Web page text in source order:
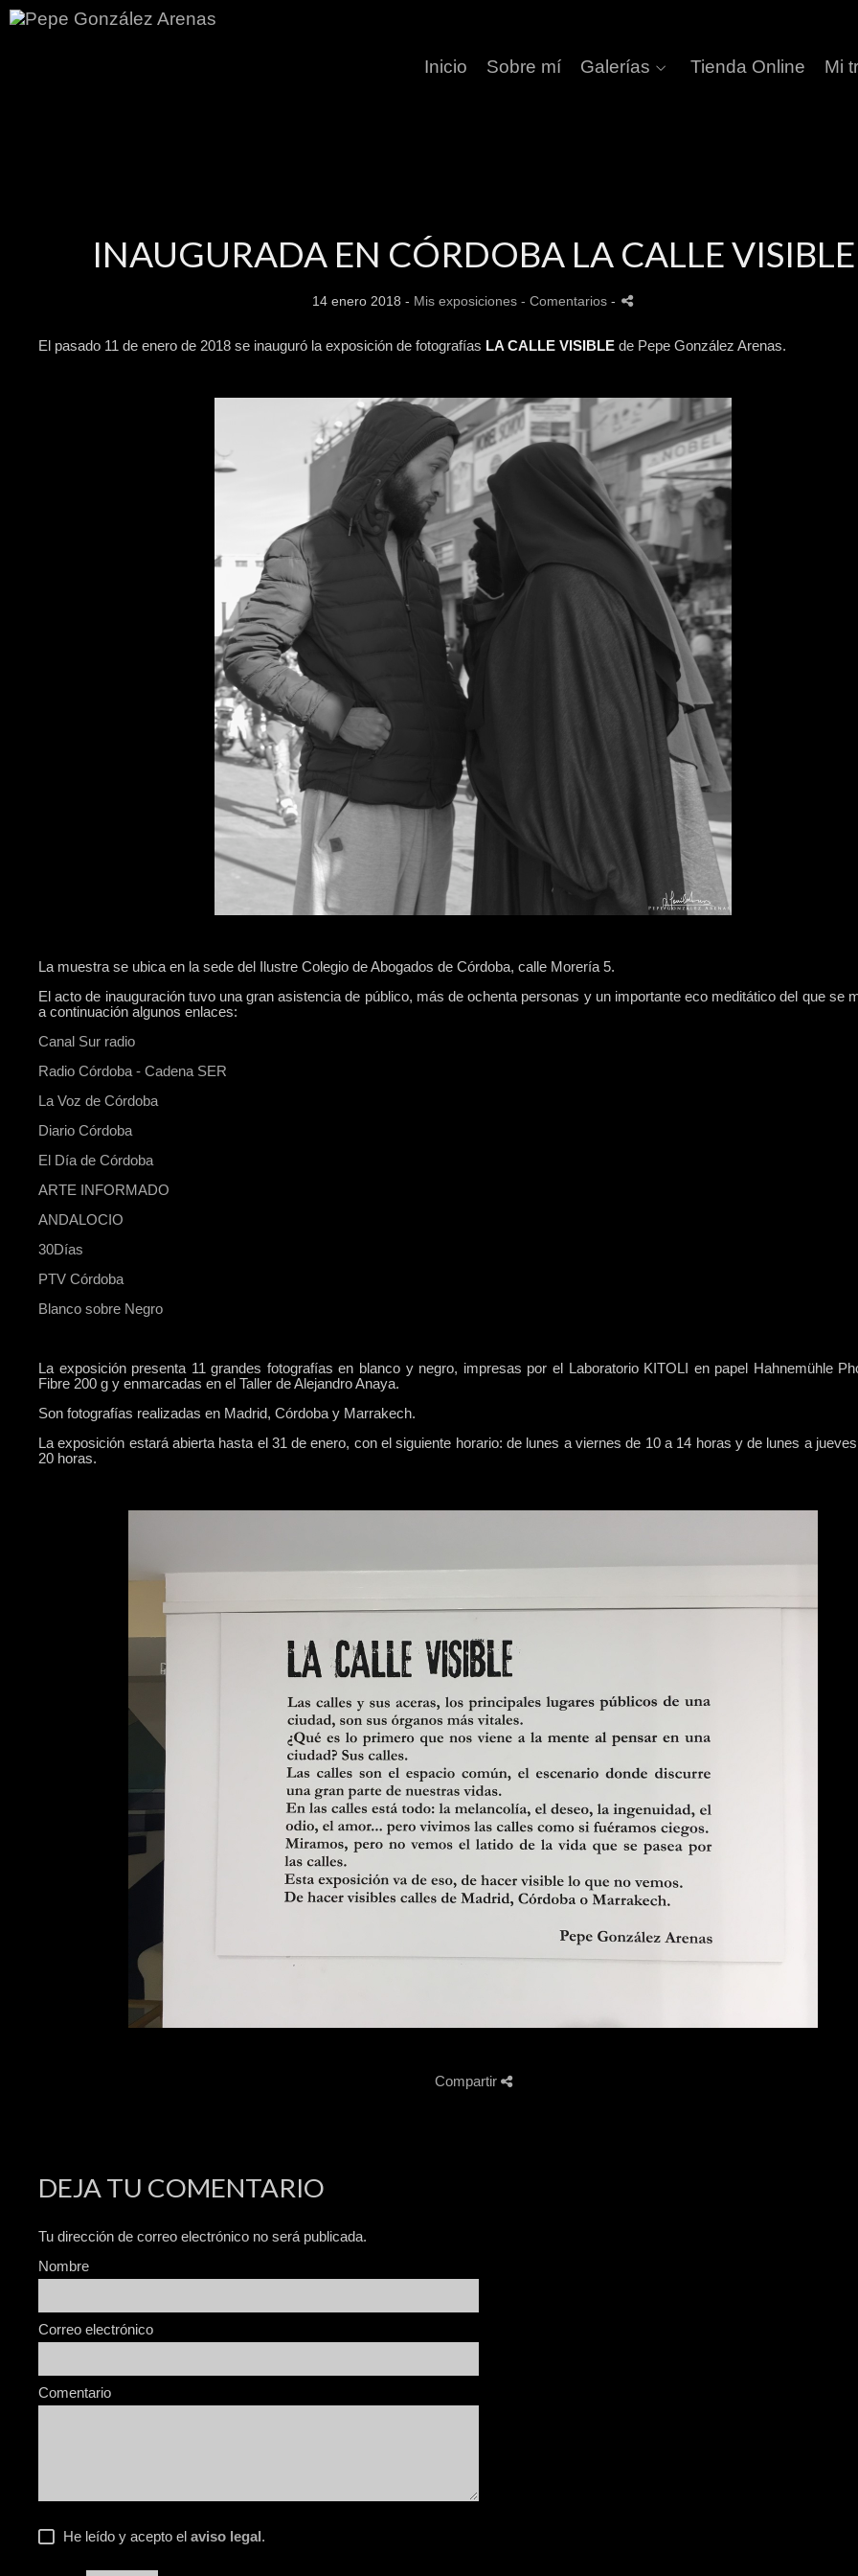
Inicio Sobre mí Galerías Tienda Online Mi
INAUGURADA EN CÓRDOBA LA CALLE VISIBLE
14 enero 2018 - Mis exposiciones - Comentarios -
El pasado 11 de enero de 2018 se inauguró la exposición de fotografías LA CALLE VISIBLE de Pepe González Arenas.
La muestra se ubica en la sede del Ilustre Colegio de Abogados de Córdoba, calle Morería 5.
El acto de inauguración tuvo una gran asistencia de público, más de ochenta personas y un importante eco meditático del que se
a continuación algunos enlaces:
Canal Sur radio
Radio Córdoba - Cadena SER
La Voz de Córdoba
Diario Córdoba
El Día de Córdoba
ARTE INFORMADO
ANDALOCIO
30Días
PTV Córdoba
Blanco sobre Negro
La exposición presenta 11 grandes fotografías en blanco y negro, impresas por el Laboratorio KITOLI en papel Hahnemühle
Fibre 200 g y enmarcadas en el Taller de Alejandro Anaya.
Son fotografías realizadas en Madrid, Córdoba y Marrakech.
La exposición estará abierta hasta el 31 de enero, con el siguiente horario: de lunes a viernes de 10 a 14 horas y de lunes a
20 horas.
Compartir
DEJA TU COMENTARIO
Tu dirección de correo electrónico no será publicada.
Nombre
Correo electrónico
Comentario
He leído y acepto el aviso legal.